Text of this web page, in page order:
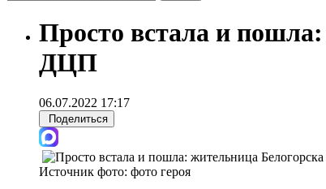
Просто встала и пошла:
ДЦП
06.07.2022 17:17
Поделиться
Источник фото: фото героя